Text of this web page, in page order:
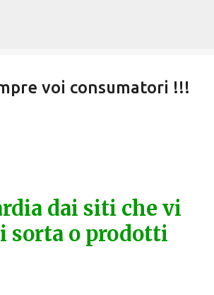
voi consumatori !!!
dai siti che vi
sorta o prodotti